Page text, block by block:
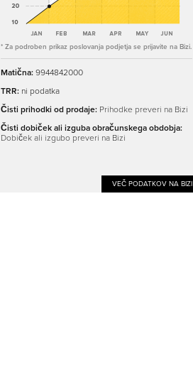
* Za podroben prikaz poslovanja podjetja se prijavite na Bizi.
Matična:9944842000
TRR: ni podatka
Čisti prihodki od prodaje: Prihodke preveri na Bizi
Čisti dobiček ali izguba obračunskega obdobja:
Dobiček ali izgubo preveri na Bizi
VEČ PODATKOV NA BIZI